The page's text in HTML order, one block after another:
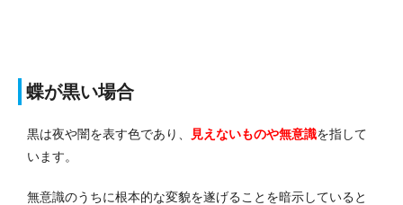
蝶が黒い場合
黒は夜や闇を表す色であり、 見えないものや無意識を指して
います。
無意識のうちに根本的な変貌を遂げることを暗示していると